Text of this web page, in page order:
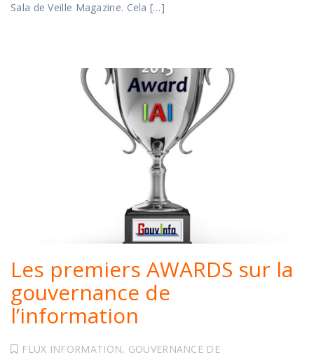
Sala de Veille Magazine. Cela […]
Les premiers AWARDS sur la
gouvernance de
l’information
FLUX INFORMATION, GOUVERNANCE DE